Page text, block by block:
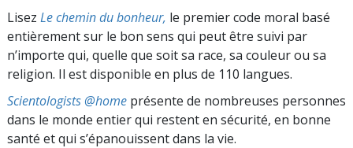
Lisez Le chemin du bonheur, le premier code moral basé
entièrement sur le bon sens qui peut être suivi par
n’importe qui, quelle que soit sa race, sa couleur ou sa
religion. Il est disponible en plus de 110 langues.
Scientologists @home présente de nombreuses personnes
dans le monde entier qui restent en sécurité, en bonne
santé et qui s’épanouissent dans la vie.